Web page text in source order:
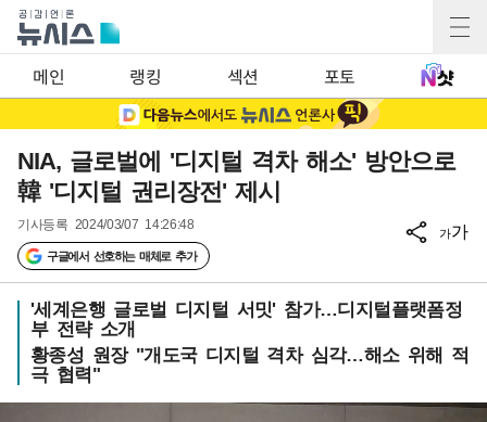
메인 랭킹 섹션 포토
NIA, 글로벌에 '디지털 격차 해소' 방안으로
韓 '디지털 권리장전' 제시
기사등록 2024/03/07 14:26:48
구글에서 선호하는 매체로 추가
가가
'세계은행 글로벌 디지털 서밋' 참가…디지털플랫폼정
부 전략 소개
황종성 원장 "개도국 디지털 격차 심각…해소 위해 적
극 협력"